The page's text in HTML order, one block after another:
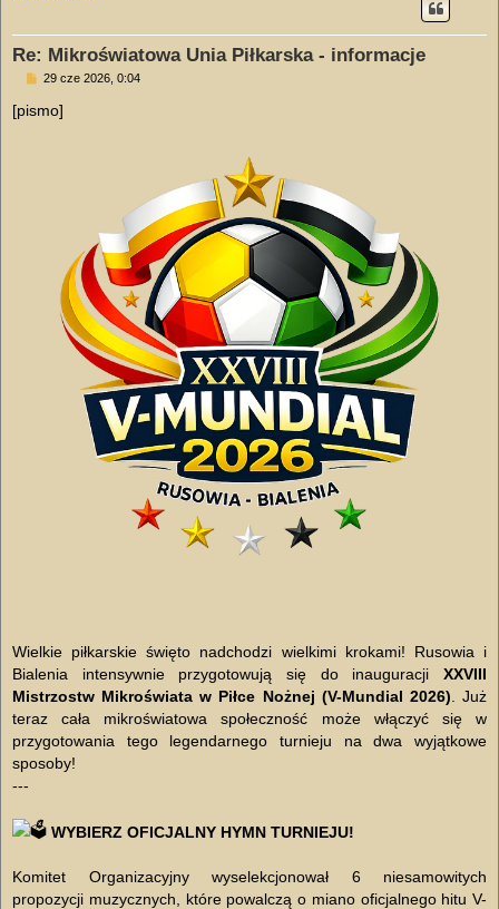
Re: Mikroświatowa Unia Piłkarska - informacje
P
s
29 cze 2026, 0:04
[pismo]
Wielkie piłkarskie święto nadchodzi wielkimi krokami! Rusowia i
Bialenia intensywnie przygotowują się do inauguracji XXVIII
Mistrzostw Mikroświata w Piłce Nożnej (V-Mundial 2026) . Już
teraz cała mikroświatowa społeczność może włączyć się w
przygotowania tego legendarnego turnieju na dwa wyjątkowe
sposoby!
---
WYBIERZ OFICJALNY HYMN TURNIEJU!
Komitet Organizacyjny wyselekcjonował 6 niesamowitych
propozycji muzycznych, które powalczą o miano oficjalnego hitu V-